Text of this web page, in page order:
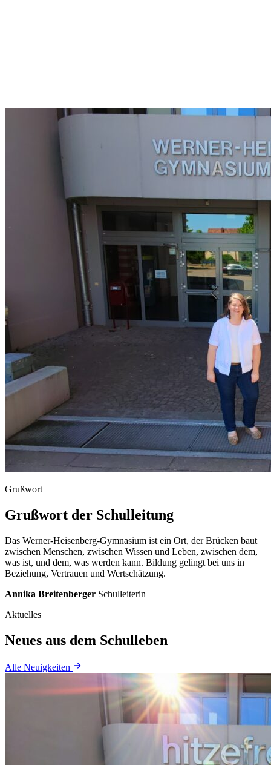
Grußwort
Grußwort der Schulleitung
Das Werner-Heisenberg-Gymnasium ist ein Ort, der Brücken baut
zwischen Menschen, zwischen Wissen und Leben, zwischen dem,
was ist, und dem, was werden kann. Bildung gelingt bei uns in
Beziehung, Vertrauen und Wertschätzung.
Annika Breitenberger Schulleiterin
Aktuelles
Neues aus dem Schulleben
Alle Neuigkeiten